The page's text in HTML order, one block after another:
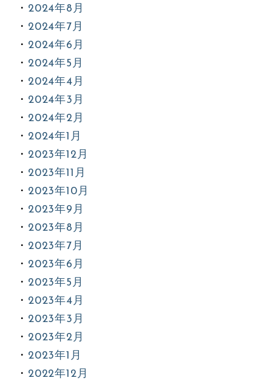
2024年8月
2024年7月
2024年6月
2024年5月
2024年4月
2024年3月
2024年2月
2024年1月
2023年12月
2023年11月
2023年10月
2023年9月
2023年8月
2023年7月
2023年6月
2023年5月
2023年4月
2023年3月
2023年2月
2023年1月
2022年12月